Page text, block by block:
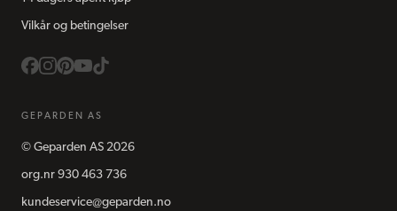
Vilkår og betingelser
GEPARDEN AS
© Geparden AS 2026
org.nr 930 463 736
kundeservice@geparden.no